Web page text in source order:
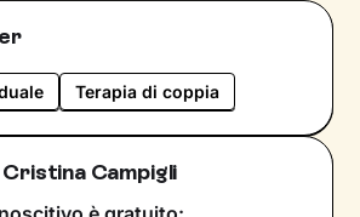
Terapia di coppia
Campigli